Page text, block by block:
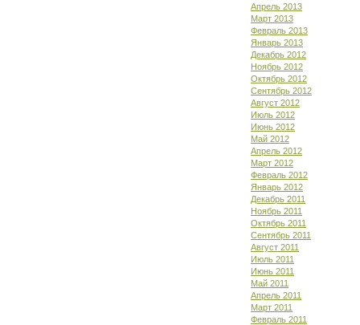
Апрель 2013
Март 2013
Февраль 2013
Январь 2013
Декабрь 2012
Ноябрь 2012
Октябрь 2012
Сентябрь 2012
Август 2012
Июль 2012
Июнь 2012
Май 2012
Апрель 2012
Март 2012
Февраль 2012
Январь 2012
Декабрь 2011
Ноябрь 2011
Октябрь 2011
Сентябрь 2011
Август 2011
Июль 2011
Июнь 2011
Май 2011
Апрель 2011
Март 2011
Февраль 2011